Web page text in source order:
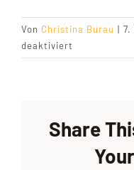
Von Christina Burau | 7.
deaktiviert
Welche
Produkt
damit
Share